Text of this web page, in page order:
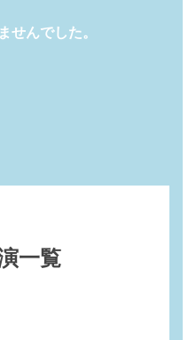
せんでした。
一覧